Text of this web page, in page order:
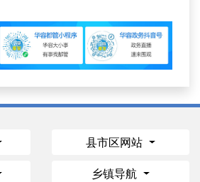
县市区网站
乡镇导航